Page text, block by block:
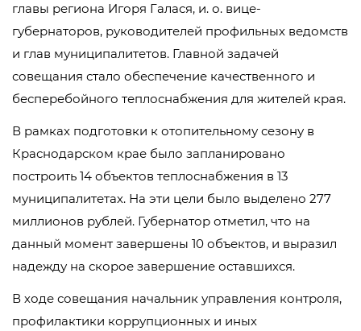
главы региона Игоря Галася, и. о. вице-
губернаторов, руководителей профильных ведомств
и глав муниципалитетов. Главной задачей
совещания стало обеспечение качественного и
бесперебойного теплоснабжения для жителей края.
В рамках подготовки к отопительному сезону в
Краснодарском крае было запланировано
построить 14 объектов теплоснабжения в 13
муниципалитетах. На эти цели было выделено 277
миллионов рублей. Губернатор отметил, что на
данный момент завершены 10 объектов, и выразил
надежду на скорое завершение оставшихся.
В ходе совещания начальник управления контроля,
профилактики коррупционных и иных